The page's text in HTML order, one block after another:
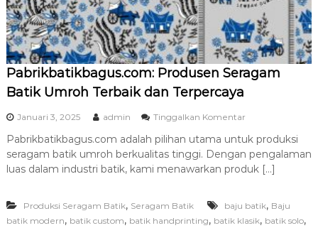
f
T
e
r
p
e
r
Pabrikbatikbagus.com: Produsen Seragam
Batik Umroh Terbaik dan Terpercaya
Januari 3, 2025 admin Tinggalkan Komentarp
d
a
P
r
i
Pabrikbatikbagus.com adalah pilihan utama untuk produksi
seragam batik umroh berkualitas tinggi. Dengan pengalaman
luas dalam industri batik, kami menawarkan produk […]
Produksi Seragam Batik, Seragam Batik baju batik, Baju
batik modern, batik custom, batik handprinting, batik klasik, batik solo,